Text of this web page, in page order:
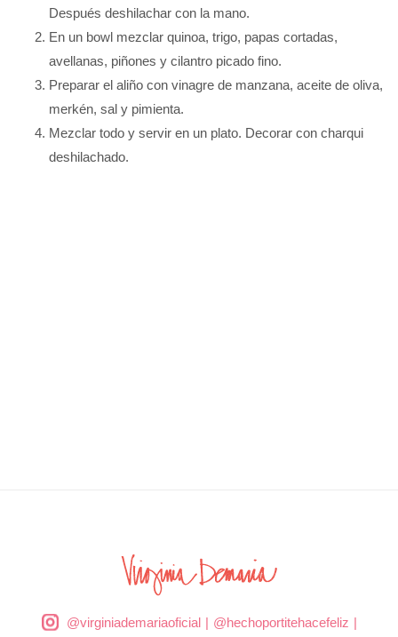
Después deshilachar con la mano.
En un bowl mezclar quinoa, trigo, papas cortadas,
avellanas, piñones y cilantro picado fino.
Preparar el aliño con vinagre de manzana, aceite de oliva,
merkén, sal y pimienta.
Mezclar todo y servir en un plato. Decorar con charqui
deshilachado.
@virginiademariaoficial| @hechoportitehacefeliz |